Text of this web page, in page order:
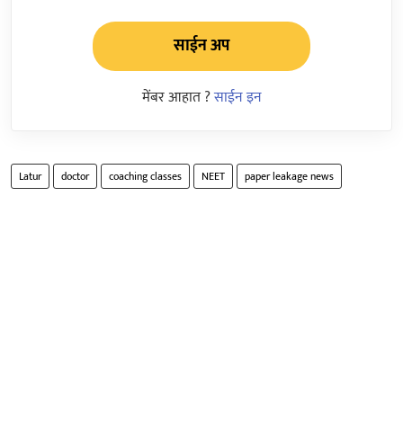
साईन अप
मेंबर आहात ?साईन इन
Latur doctor coaching classes NEET paper leakage news